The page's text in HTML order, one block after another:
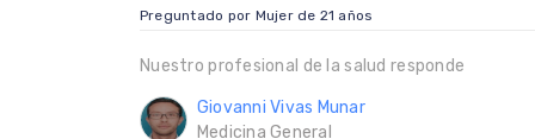
Preguntado por Mujer de 21 años
Nuestro profesional de la salud responde
Giovanni Vivas Munar
Medicina General